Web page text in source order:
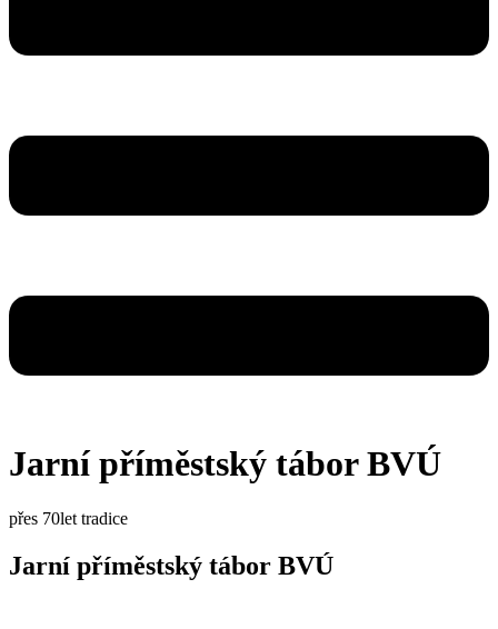
Jarní příměstský tábor BVÚ
přes 70let tradice
Jarní příměstský tábor BVÚ